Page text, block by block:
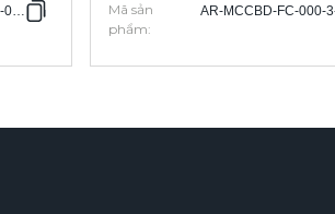
C
Mã sản
phẩm:
AR-MCCBD-FC-000-